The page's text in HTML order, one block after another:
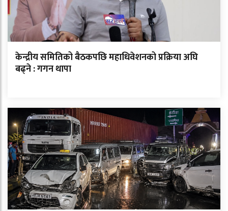
केन्द्रीय समितिको बैठकपछि महाधिवेशनको प्रक्रिया अघि
बढ्ने : गगन थापा